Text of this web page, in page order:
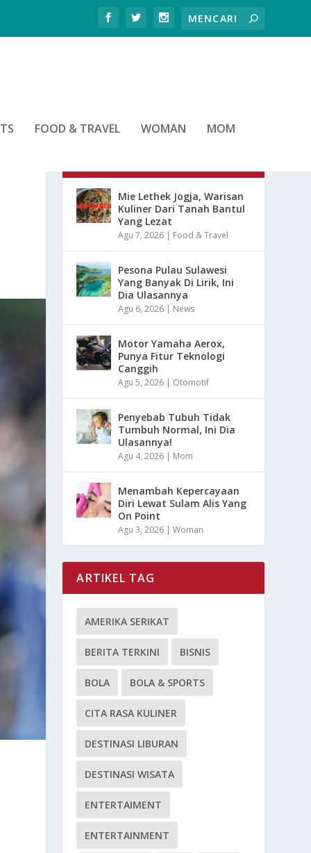
FOOD & TRAVEL WOMAN MOM
Mie Lethek Jogja, Warisan
Kuliner Dari Tanah Bantul
Yang Lezat
Agu 7, 2026 | Food & Travel
Pesona Pulau Sulawesi
Yang Banyak Di Lirik, Ini
Dia Ulasannya
Agu 6, 2026 | News
Motor Yamaha Aerox,
Punya Fitur Teknologi
Canggih
Agu 5, 2026 | Otomotif
Penyebab Tubuh Tidak
Tumbuh Normal, Ini Dia
Ulasannya!
Agu 4, 2026 | Mom
Menambah Kepercayaan
Diri Lewat Sulam Alis Yang
On Point
Agu 3, 2026 |Woman
ARTIKEL TAG
AMERIKA SERIKAT
BERITA TERKINI BISNIS
BOLA BOLA & SPORTS
CITA RASA KULINER
DESTINASI LIBURAN
DESTINASI WISATA
ENTERTAIMENT
ENTERTAINMENT